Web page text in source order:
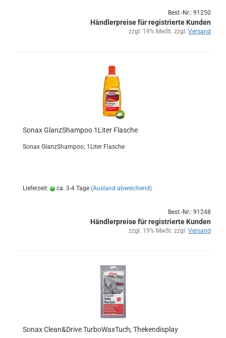
Best.-Nr.: 91250
Händlerpreise für registrierte Kunden
zzgl. 19% MwSt. zzgl. Versand
Sonax Glanz­Sham­poo 1Liter Fla­sche
Sonax Glanz­Sham­poo; 1Liter Fla­sche
Lieferzeit: ca. 3-4 Tage (Ausland abweichend)
Best.-Nr.: 91248
Händlerpreise für registrierte Kunden
zzgl. 19% MwSt. zzgl. Versand
Sonax Clean&Drive Tur­bo­Wax­Tuch; The­ken­dis­play